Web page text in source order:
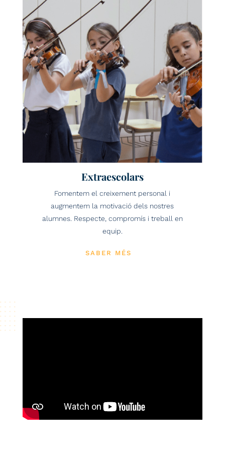
Extraescolars
Fomentem el creixement personal i
augmentem la motivació dels nostres
alumnes. Respecte, compromís i treball en
equip.
SABER MÉS